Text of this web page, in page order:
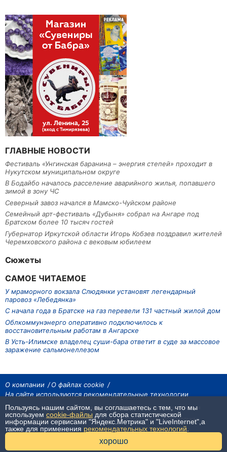
ГЛАВНЫЕ НОВОСТИ
Фестиваль «Унгинская баранина – энергия степей» проходит в
Нукутском муниципальном округе
В Бодайбо началось расселение аварийного жилья, попавшего
зимой в зону ЧС
Северный завоз начался в Мамско-Чуйском районе
Семейный арт-фестиваль «Дубыня» собрал на Ангаре под
Братском более 10 тысяч гостей
Губернатор Иркутской области Игорь Кобзев поздравил жителей
Черемховского района с вековым юбилеем
Сюжеты
САМОЕ ЧИТАЕМОЕ
У мраморного вокзала Слюдянки установят легендарный
паровоз «Лебедянка»
С начала года в Братске на газ перевели 131 частный жилой дом
Облкоммунэнерго оперативно подключилось к
восстановительным работам в Ангарске
В Усть-Илимске владелец суши-бара ответит в суде за массовое
заражение сальмонеллезом
О компании
О файлах cookie
На сайте используются рекомендательные технологии
На сайте размещаются материалы ИА «Наш Север». Все права охраняются
законом.
При использовании материалов агентства на других сайтах, обязательна
гиперссылка.
Пользуясь нашим сайтом, вы соглашаетесь с тем, что мы
используем cookie-файлы для сбора статистической
информации сервисами "Яндекс.Метрика" и "LiveInternet",а
также для применения рекомендательных технологий
хорошо